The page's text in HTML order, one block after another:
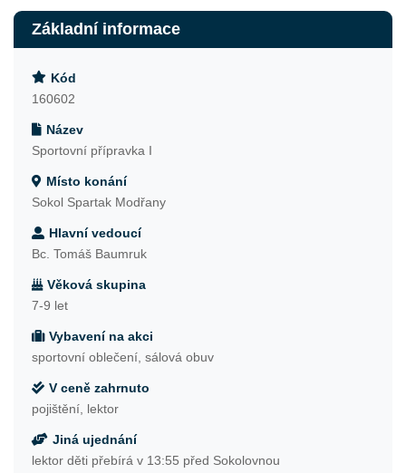
Základní informace
Kód
160602
Název
Sportovní přípravka I
Místo konání
Sokol Spartak Modřany
Hlavní vedoucí
Bc. Tomáš Baumruk
Věková skupina
7-9 let
Vybavení na akci
sportovní oblečení, sálová obuv
V ceně zahrnuto
pojištění, lektor
Jiná ujednání
lektor děti přebírá v 13:55 před Sokolovnou